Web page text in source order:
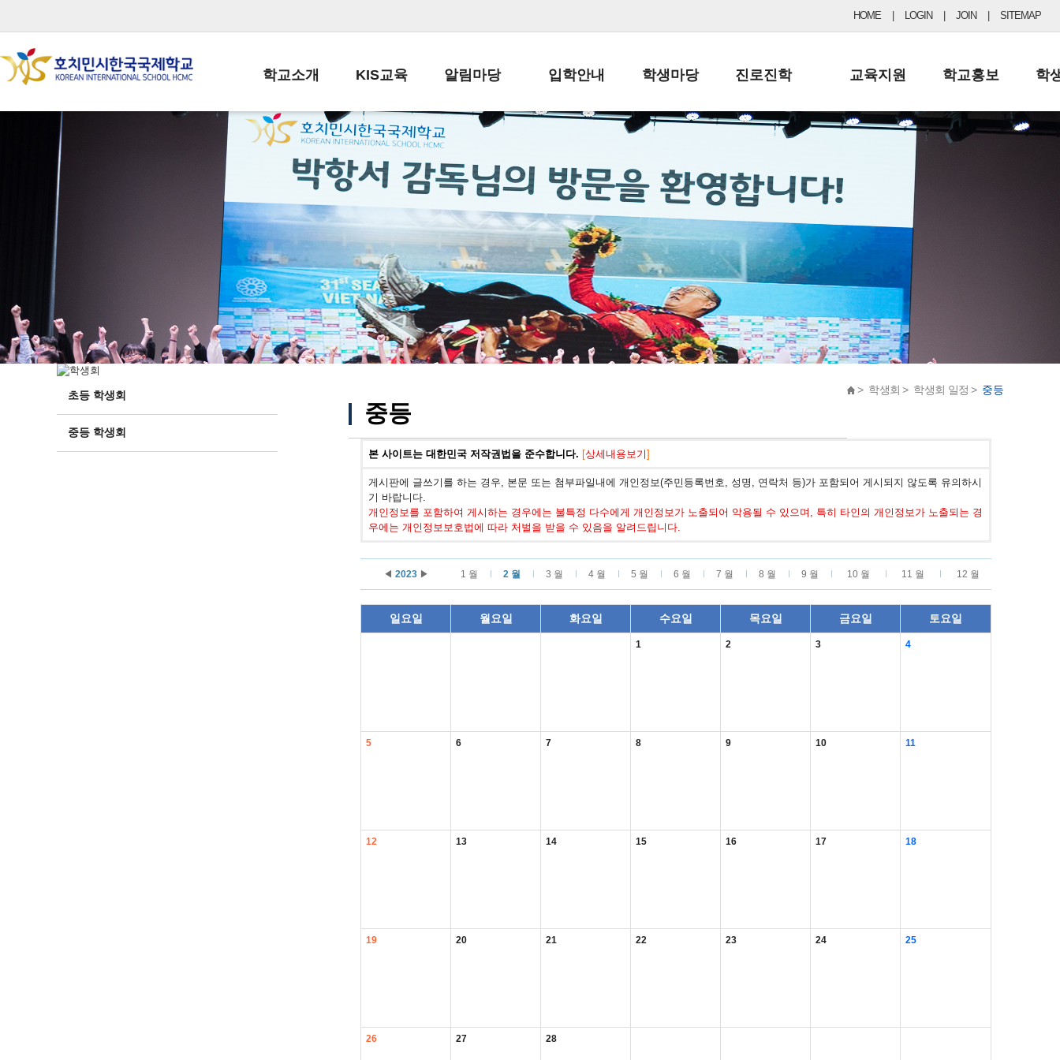
HOME LOGIN JOIN SITEMAP
학교소개
학교장인사말
학교상징
학교연혁
교직원현황
학생현황
위치/전화
전경사진
KIS교육
교육목표
학사일정
일과시간표
성과평가자료
알림마당
공지사항
납부금 안내
스쿨버스 운행 안내
급식안내
서식자료실
학부모방
정기고사 기출문제
입학안내
전-편입 서류양식
입학금/수업료
교복구입안내
학생마당
학생생활규정
학교신문
자율진로동아리
유초등 소식지
진로진학
공지사항 및 입시자료
드림레터
교육지원
행정실
학교운영위원회
학교건축기금
학교홍보
보도자료
학
초등 학생회
중등 학생회
> 학생회 > 학생회 일정 > 중등
중등
본 사이트는 대한민국 저작권법을 준수합니다. [상세내용보기]
게시판에 글쓰기를 하는 경우, 본문 또는 첨부파일내에 개인정보(주민등록번호, 성명, 연락처 등)가 포함되어 게시되지 않도록 유의하시
기 바랍니다.
개인정보를 포함하여 게시하는 경우에는 불특정 다수에게 개인정보가 노출되어 악용될 수 있으며, 특히 타인의 개인정보가 노출되는 경
우에는 개인정보보호법에 따라 처벌을 받을 수 있음을 알려드립니다.
◀ 2023 ▶ 1 월 2 월 3 월 4 월 5 월 6 월 7 월 8 월 9 월 10 월 11 월 12 월
일요일 월요일 화요일 수요일 목요일 금요일 토요일
1 2 3 4
5 6 7 8 9 10 11
12 13 14 15 16 17 18
19 20 21 22 23 24 25
26 27 28